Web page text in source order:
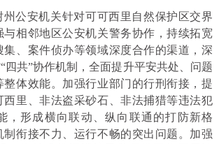
州公安机关针对可可西里自然保护区交界
与相邻地区公安机关警务协作，持续拓宽
集、案件侦办等领域深度合作的渠道，深
四共”协作机制，全面提升平安共处、问题
整体效能。加强行业部门的行刑衔接，提
西里、非法盗采砂石、非法捕猎等违法犯
，形成横向联动、纵向联通的打防新格
制衔接不力、运行不畅的突出问题。加强